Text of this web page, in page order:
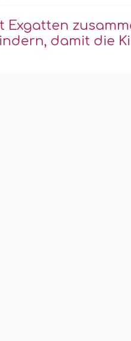
Exgatten
damit die